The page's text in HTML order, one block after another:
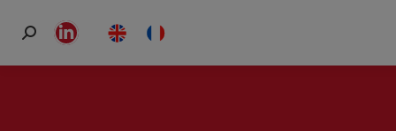
Buscar:
Linkedin
page